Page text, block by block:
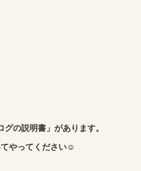
の説明書」があります。
やってください☺︎